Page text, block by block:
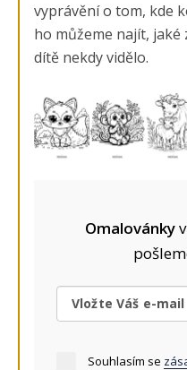
vyprávění o tom, kde
ho můžeme najít, jaké
dítě nekdy vidělo.
Omalovánkyv
Souhlasím se